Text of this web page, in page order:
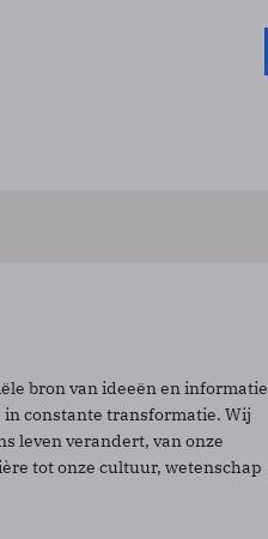
bron van ideeën en informatie
in constante transformatie. Wij
leven verandert, van onze
tot onze cultuur, wetenschap